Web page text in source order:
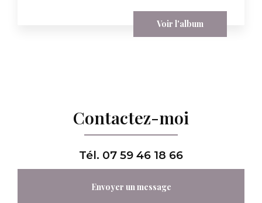
Voir l'album
Contactez-moi
Tél. 07 59 46 18 66
Envoyer un message